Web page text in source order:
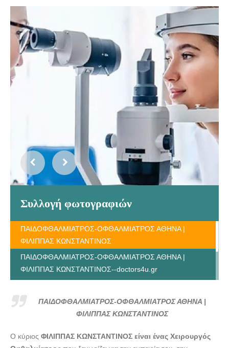
Συλλογή φωτογραφιών
ΠΑΙΔΟΦΘΑΛΜΙΑΤΡΟΣ-ΟΦΘΑΛΜΙΑΤΡΟΣ ΑΘΗΝΑ |
ΦΙΛΙΠΠΑΣ ΚΩΝΣΤΑΝΤΙΝΟΣ
ΠΑΙΔΟΦΘΑΛΜΙΑΤΡΟΣ-ΟΦΘΑΛΜΙΑΤΡΟΣ ΑΘΗΝΑ |
ΦΙΛΙΠΠΑΣ ΚΩΝΣΤΑΝΤΙΝΟΣ--doctors4u.gr
ΦΙΛΙΠΠΑΣ ΚΩΝΣΤΑΝΤΙΝΟΣ--doctors4u.gr
ΠΑΙΔΟΦΘΑΛΜΙΑΤΡΟΣ-ΟΦΘΑΛΜΙΑΤΡΟΣ ΑΘΗΝΑ |
ΠΑΙΔΟΦΘΑΛΜΙΑΤΡΟΣ-ΟΦΘΑΛΜΙΑΤΡΟΣ ΑΘΗΝΑ |
ΦΙΛΙΠΠΑΣ ΚΩΝΣΤΑΝΤΙΝΟΣ
Ο κύριος ΦΙΛΙΠΠΑΣ ΚΩΝΣΤΑΝΤΙΝΟΣ είναι ένας Χειρουργός